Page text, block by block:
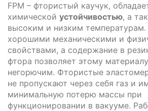
FPM – фтористый каучук,
химической устойчивостью, а
высоким и низким температурам.
хорошими механическими и
свойствами, а содержание в
фтора позволяет этому
негорючим. Фтористые
не пропускают через себя газ и
минимальную потерю массы при
функционировании в вакууме.